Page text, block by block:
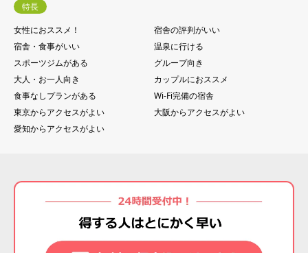
特長
女性におススメ！
宿舎の評判がいい
宿舎・食事がいい
温泉に行ける
スポーツジムがある
グループ向き
大人・お一人向き
カップルにおススメ
食事なしプランがある
Wi-Fi完備の宿舎
東京からアクセスがよい
大阪からアクセスがよい
愛知からアクセスがよい